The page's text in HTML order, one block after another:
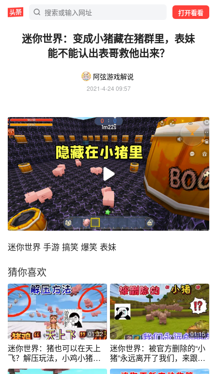
打开看看
迷你世界：变成小猪藏在猪群里，表妹
能不能认出表哥救他出来？
阿弦游戏解说
2021-4-24 09:57
迷你世界 手游 搞笑 爆笑 表妹
猜你喜欢
01:32
迷你世界：猪也可以在天上
飞？解压玩法，小鸡小猪在
天上飞的方法
01:15
迷你世界：被官方删除的“小
猪”永远离开了我们，来跟老
友道别吧